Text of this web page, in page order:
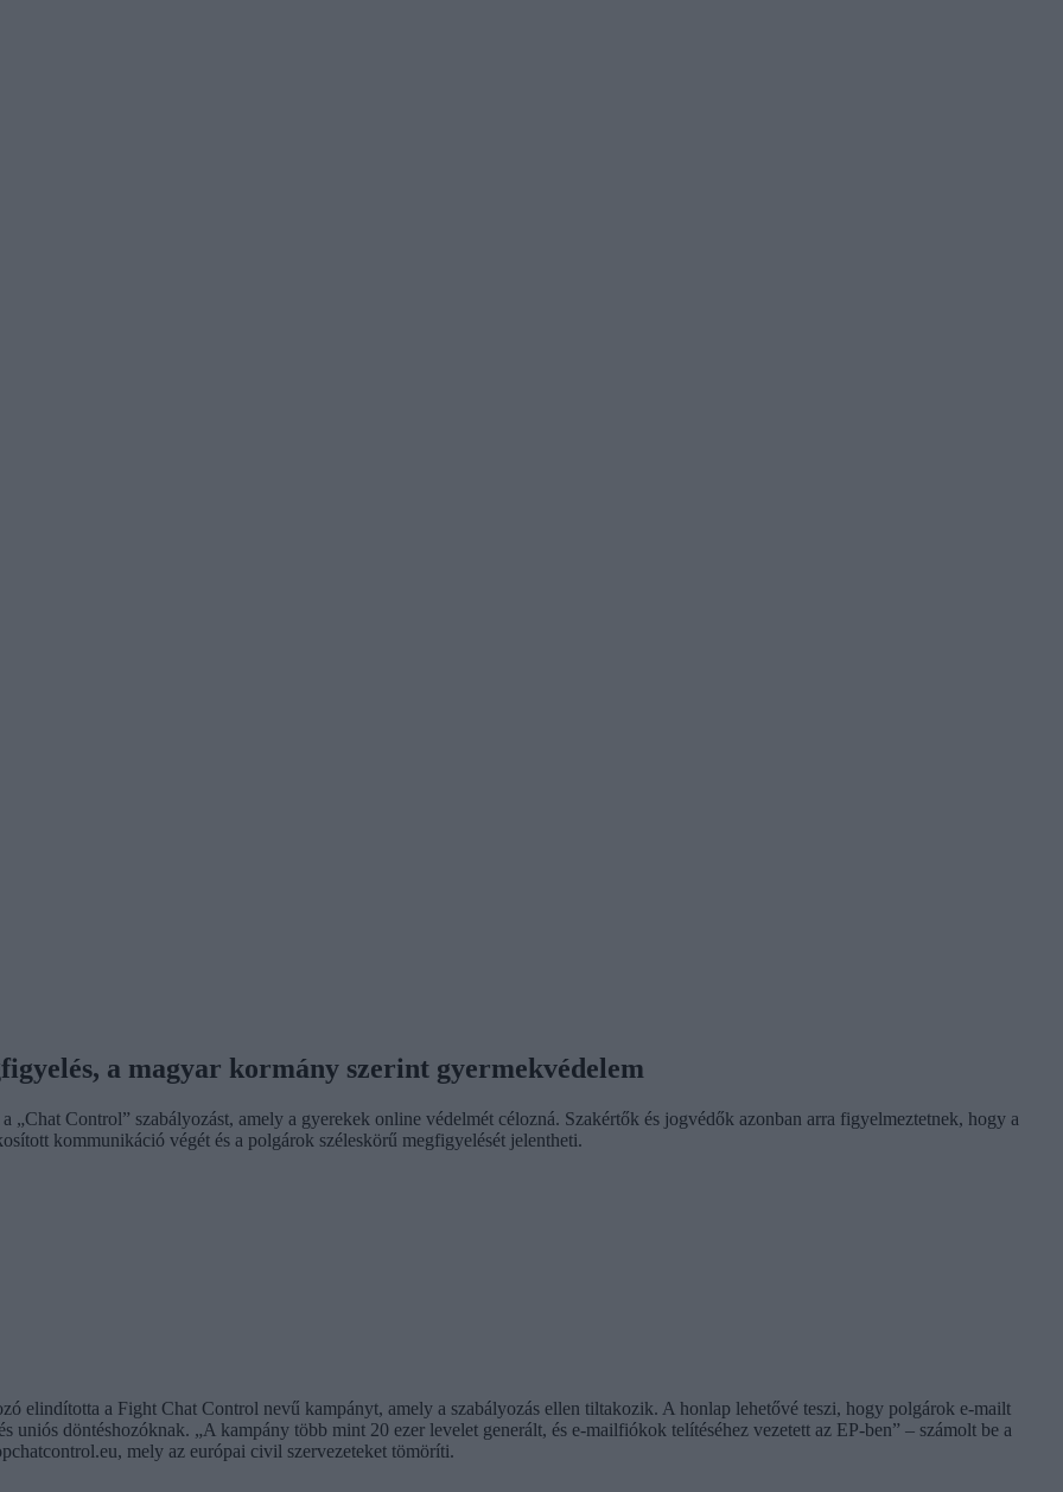
a magyar kormány szerint gyermekvédelem
Control” szabályozást, amely a gyerekek online védelmét célozná. Szakértők és jogvédők azonban arra figyelmeztetnek, hogy a
kommunikáció végét és a polgárok széleskörű megfigyelését jelentheti.
elindította a Fight Chat Control nevű kampányt, amely a szabályozás ellen tiltakozik. A honlap lehetővé teszi, hogy polgárok e-mailt
döntéshozóknak. „A kampány több mint 20 ezer levelet generált, és e-mailfiókok telítéséhez vezetett az EP-ben” – számolt be a
mely az európai civil szervezeteket tömöríti.